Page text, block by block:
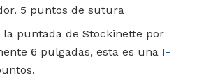
5 puntos de sutura
la puntada de Stockinette por
6 pulgadas, esta es una I-